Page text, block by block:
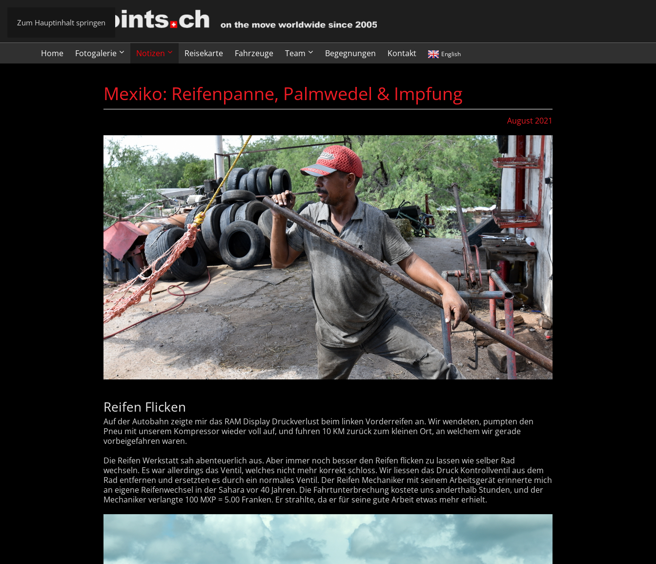
Zum Hauptinhalt springen
Home Fotogalerie Notizen Reisekarte Fahrzeuge Team Begegnungen Kontakt English
Mexiko: Reifenpanne, Palmwedel & Impfung
August 2021
Reifen Flicken
Auf der Autobahn zeigte mir das RAM Display Druckverlust beim linken Vorderreifen an. Wir wendeten, pumpten den
Pneu mit unserem Kompressor wieder voll auf, und fuhren 10 KM zurück zum kleinen Ort, an welchem wir gerade
vorbeigefahren waren.
Die Reifen Werkstatt sah abenteuerlich aus. Aber immer noch besser den Reifen flicken zu lassen wie selber Rad
wechseln. Es war allerdings das Ventil, welches nicht mehr korrekt schloss. Wir liessen das Druck Kontrollventil aus dem
Rad entfernen und ersetzten es durch ein normales Ventil. Der Reifen Mechaniker mit seinem Arbeitsgerät erinnerte mich
an eigene Reifenwechsel in der Sahara vor 40 Jahren. Die Fahrtunterbrechung kostete uns anderthalb Stunden, und der
Mechaniker verlangte 100 MXP = 5.00 Franken. Er strahlte, da er für seine gute Arbeit etwas mehr erhielt.